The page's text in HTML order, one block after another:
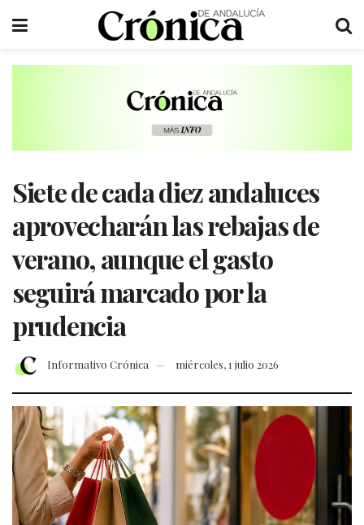
Siete de cada diez andaluces
aprovecharán las rebajas de
verano, aunque el gasto
seguirá marcado por la
prudencia
Informativo Crónica miércoles, 1 julio 2026